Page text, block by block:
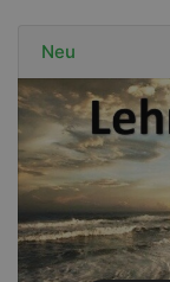
Neu